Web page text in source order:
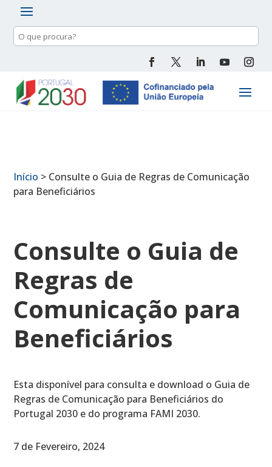
Pesquisa
de
Início > Consulte o Guia de Regras de Comunicação
para Beneficiários
Consulte o Guia de
Regras de
Comunicação para
Beneficiários
Esta disponível para consulta e download o Guia de
Regras de Comunicação para Beneficiários do
Portugal 2030 e do programa FAMI 2030.
7 de Fevereiro, 2024